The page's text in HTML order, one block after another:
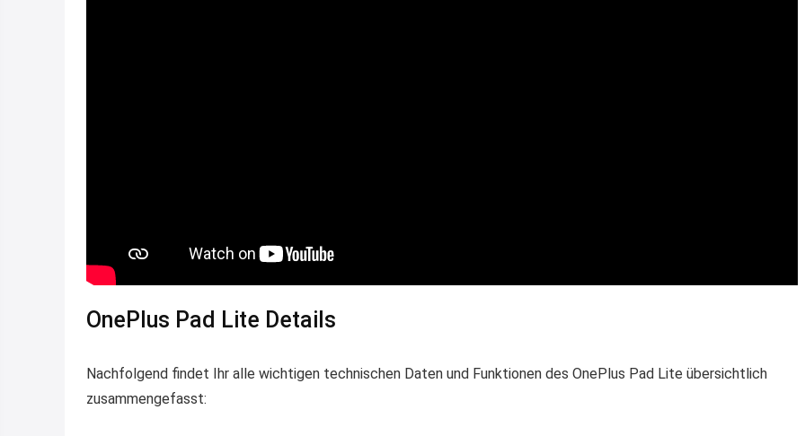
OnePlus Pad Lite Details
Nachfolgend findet Ihr alle wichtigen technischen Daten und Funktionen des OnePlus Pad Lite übersichtlich
zusammengefasst: